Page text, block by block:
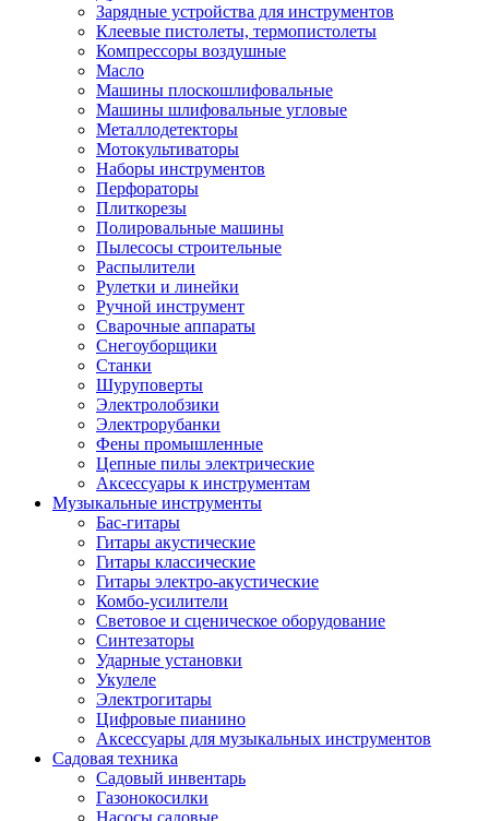
Зарядные устройства для инструментов
Клеевые пистолеты, термопистолеты
Компрессоры воздушные
Масло
Машины плоскошлифовальные
Машины шлифовальные угловые
Металлодетекторы
Мотокультиваторы
Наборы инструментов
Перфораторы
Плиткорезы
Полировальные машины
Пылесосы строительные
Распылители
Рулетки и линейки
Ручной инструмент
Сварочные аппараты
Снегоуборщики
Станки
Шуруповерты
Электролобзики
Электрорубанки
Фены промышленные
Цепные пилы электрические
Аксессуары к инструментам
Музыкальные инструменты
Бас-гитары
Гитары акустические
Гитары классические
Гитары электро-акустические
Комбо-усилители
Световое и сценическое оборудование
Синтезаторы
Ударные установки
Укулеле
Электрогитары
Цифровые пианино
Аксессуары для музыкальных инструментов
Садовая техника
Садовый инвентарь
Газонокосилки
Насосы садовые